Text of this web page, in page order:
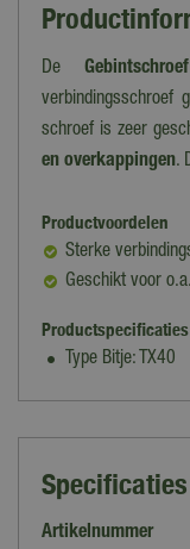
De
verbindingsschroef
schroef is zeer
en overkappingen.
Productvoordelen
Sterke
Geschikt voor
Productspecificaties
Type Bitje: TX40
Specificaties
Artikelnummer